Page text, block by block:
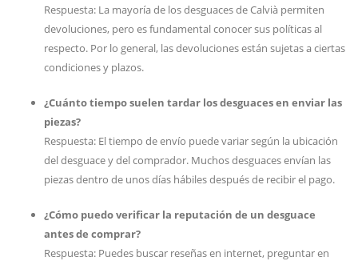
Respuesta: La mayoría de los desguaces de Calvià permiten
devoluciones, pero es fundamental conocer sus políticas al
respecto. Por lo general, las devoluciones están sujetas a ciertas
condiciones y plazos.
¿Cuánto tiempo suelen tardar los desguaces en enviar las
piezas?
Respuesta: El tiempo de envío puede variar según la ubicación
del desguace y del comprador. Muchos desguaces envían las
piezas dentro de unos días hábiles después de recibir el pago.
¿Cómo puedo verificar la reputación de un desguace
antes de comprar?
Respuesta: Puedes buscar reseñas en internet, preguntar en